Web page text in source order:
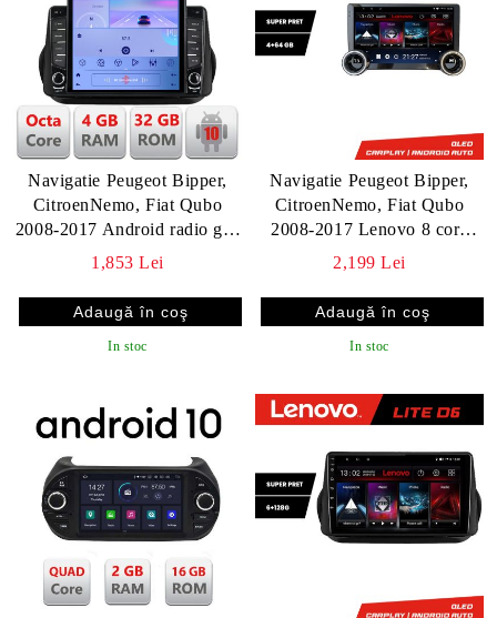
Navigatie Peugeot Bipper,
CitroenNemo, Fiat Qubo
2008-2017 Android radio gps
1,853 Lei
In stoc
Navigatie Peugeot Bipper,
CitroenNemo, Fiat Qubo
2008-2017 Lenovo 8 core
4+64 10.5 inch Incell 1K
internet Kit-bipper v1
2,199 Lei
In stoc